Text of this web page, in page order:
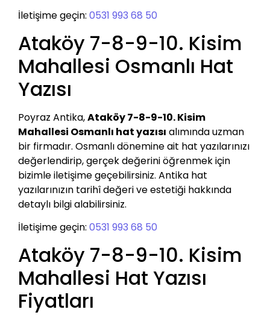
İletişime geçin: 0531 993 68 50
Ataköy 7-8-9-10. Kisim
Mahallesi Osmanlı Hat
Yazısı
Poyraz Antika,Ataköy 7-8-9-10. Kisim
Mahallesi Osmanlı hat yazısı alımında uzman
bir firmadır. Osmanlı dönemine ait hat yazılarınızı
değerlendirip, gerçek değerini öğrenmek için
bizimle iletişime geçebilirsiniz. Antika hat
yazılarınızın tarihî değeri ve estetiği hakkında
detaylı bilgi alabilirsiniz.
İletişime geçin: 0531 993 68 50
Ataköy 7-8-9-10. Kisim
Mahallesi Hat Yazısı
Fiyatları